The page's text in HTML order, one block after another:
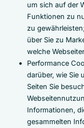
um sich auf der
Funktionen zu
zu
über Sie zu
welche
Performance
darüber, wie Sie
Seiten Sie
Informationen,
gesammelten